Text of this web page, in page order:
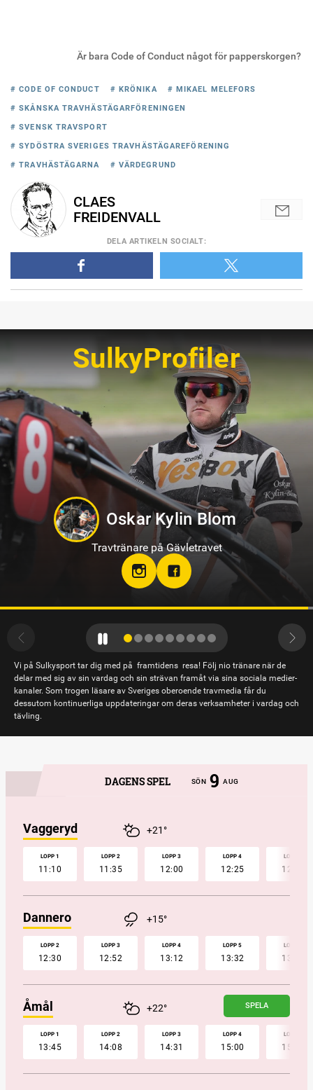
Är bara Code of Conduct något för papperskorgen?
# CODE OF CONDUCT # KRÖNIKA # MIKAEL MELEFORS
# SKÅNSKA TRAVHÄSTÄGARFÖRENINGEN
# SVENSK TRAVSPORT
# SYDÖSTRA SVERIGES TRAVHÄSTÄGAREFÖRENING
# TRAVHÄSTÄGARNA # VÄRDEGRUND
CLAES
FREIDENVALL
DELA ARTIKELN SOCIALT:
SulkyProfiler
Kevin Oscarsson
Travtränare på Axevalla
Vi på Sulkysport tar dig med på framtidens resa! Följ nio tränare när de
delar med sig av sin vardag och sin strävan framåt via sina sociala medier-
kanaler. Som trogen läsare av Sveriges oberoende travmedia får du
dessutom kontinuerliga uppdateringar om deras verksamheter i vardag och
tävling.
DAGENS SPEL SÖN 9 AUG
Vaggeryd +21°
LOPP 1
11:10
LOPP 2
11:35
LOPP 3
12:00
LOPP 4
12:25
LOPP 5
12:50
Dannero +15°
LOPP 2
12:30
LOPP 3
12:52
LOPP 4
13:12
LOPP 5
13:32
LOPP 6
13:52
Åmål +22° SPELA
LOPP 1
13:45
LOPP 2
14:08
LOPP 3
14:31
LOPP 4
15:00
LOPP 5
15:22